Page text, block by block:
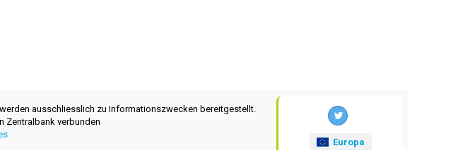
ausschliesslich zu Informationszwecken bereitgestellt.
Zentralbank verbunden
Europa